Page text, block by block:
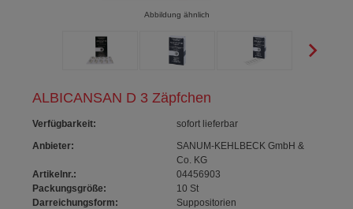
ALBICANSAN D 3 Zäpfchen
Verfügbarkeit:
sofort lieferbar
Anbieter:
SANUM-KEHLBECK GmbH &
Co. KG
Artikelnr.:
04456903
Packungsgröße:
10 St
Darreichungsform:
Suppositorien
Abbildung ähnlich